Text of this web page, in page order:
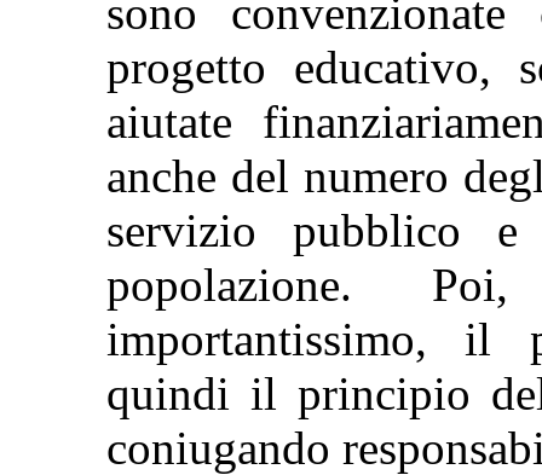
sono
progetto educativo,
aiutate
anche del numero
servizio pubblico
popolazione.
importantissimo, il
quindi il principio
coniugando